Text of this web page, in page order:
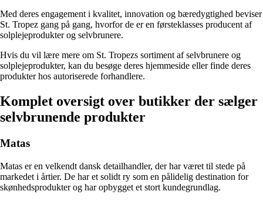
Med deres engagement i kvalitet, innovation og bæredygtighed beviser
St. Tropez gang på gang, hvorfor de er en førsteklasses producent af
solplejeprodukter og selvbrunere.
Hvis du vil lære mere om St. Tropezs sortiment af selvbrunere og
solplejeprodukter, kan du besøge deres hjemmeside eller finde deres
produkter hos autoriserede forhandlere.
Komplet oversigt over butikker der sælger
selvbrunende produkter
Matas
Matas er en velkendt dansk detailhandler, der har været til stede på
markedet i årtier. De har et solidt ry som en pålidelig destination for
skønhedsprodukter og har opbygget et stort kundegrundlag.